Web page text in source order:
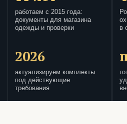
работаем с 2015 года:
документы для магазина
одежды и проверки
в
2026
актуализируем комплекты
под действующие
требования